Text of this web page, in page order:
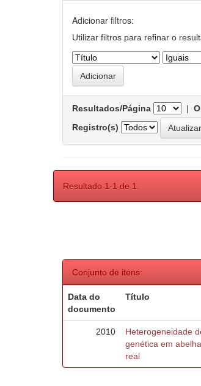
Adicionar filtros:
Utilizar filtros para refinar o
Resultados/Página |
Registro(s)
Resultado 1-1 de 1.
Conjunto de itens:
Data do
documento
Título
2010
Heterogeneidade
genética em
real